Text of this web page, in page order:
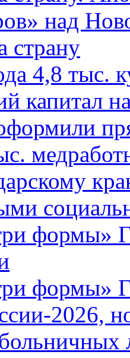
над
страну
4,8 тыс.
капитал
формы»
формы»
2026,